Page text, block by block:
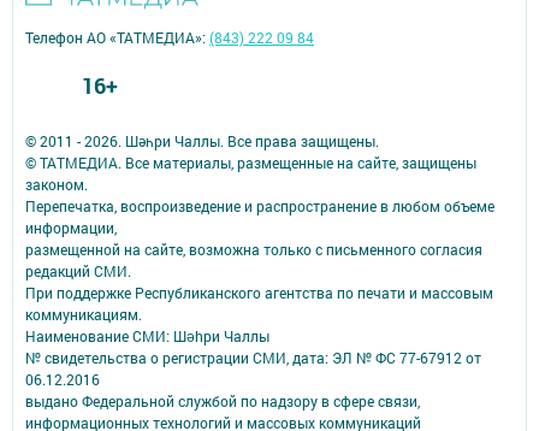
© 2011 - 2026. Шәһри Чаллы. Все права защищены.
© ТАТМЕДИА. Все материалы, размещенные на сайте, защищены
законом.
Перепечатка, воспроизведение и распространение в любом объеме
информации,
размещенной на сайте, возможна только с письменного согласия
редакций СМИ.
При поддержке Республиканского агентства по печати и массовым
коммуникациям.
Наименование СМИ: Шəhри Чаллы
№ свидетельства о регистрации СМИ, дата: ЭЛ № ФС 77-67912 от
06.12.2016
выдано Федеральной службой по надзору в сфере связи,
информационных технологий и массовых коммуникаций
Телефон АО «ТАТМЕДИА»:(843) 222 09 84
16+